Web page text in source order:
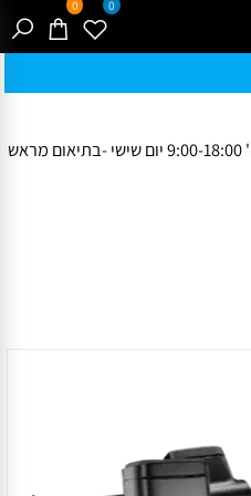
0 0